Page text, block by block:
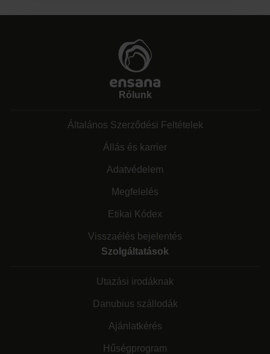
Rólunk
Általános Szerződési Feltételek
Állás és karrier
Adatvédelem
Megfelelés
Etikai Kódex
Visszaélés bejelentés
Szolgáltatások
Utazási irodáknak
Danubius szállodák
Ajánlatkérés
Hűségprogram